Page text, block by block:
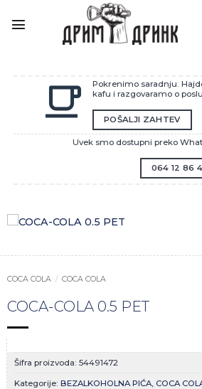
Pokrenimo saradnju.
kafu i razgovaramo o
POŠALJI ZAHTEV
Uvek smo dostupni preko
064 12 86
COCA COLA / COCA COLA
COCA-COLA 0.5 PET
Šifra proizvoda: 54491472
Kategorije: BEZALKOHOLNA PIĆA COCA